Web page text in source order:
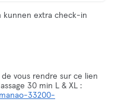
kunnen extra check-in
vous rendre sur ce lien
30 min L & XL :
33200-